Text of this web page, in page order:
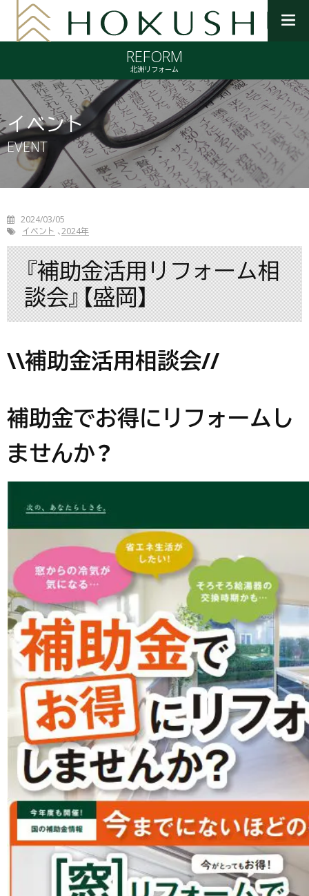
を
開
く
REFORM
北洲リフォーム
イベント
EVENT
2024/03/05
イベント
2024年
『補助金活用リフォーム相
談会』【盛岡】
\\補助金活用相談会//
補助金でお得にリフォームし
ませんか？